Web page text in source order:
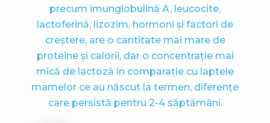
precum imunglobulină A, leucocite,
lactoferină, lizozim, hormoni şi factori de
creştere, are o cantitate mai mare de
proteine și calorii, dar o concentraţie mai
mică de lactoză în comparaţie cu laptele
mamelor ce au născut la termen, diferenţe
care persistă pentru 2-4 săptămâni.